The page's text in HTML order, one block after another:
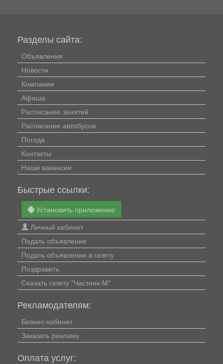
Разделы сайта:
Объявления
Новости
Компании
Афиша
Расписание занятий
Расписание автобусов
Погода
Контакты
Наши вакансии
Быстрые ссылки:
Установить приложение
Личный кабинет
Подать объявление
Подать объявление в газету
Поздравить
Скачать газету "Частник-М"
Рекламодателям:
Бизнес-кабинет
Заказать рекламу
Оплата услуг: